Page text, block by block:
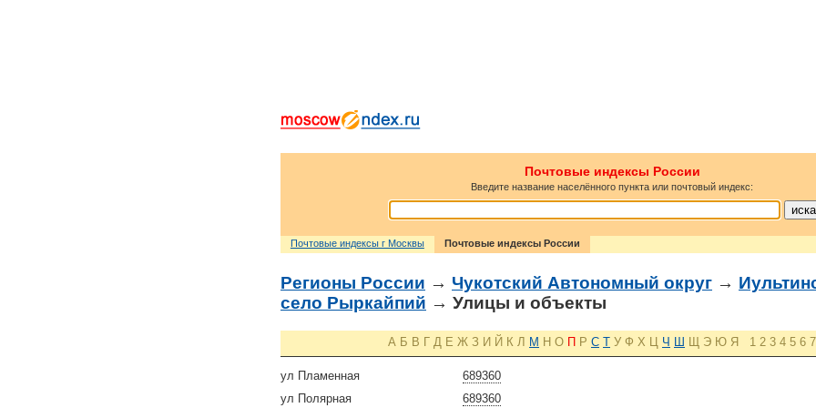
Почтовые индексы России
Введите название населённого пункта или почтовый индекс:
Почтовые индексы г Москвы Почтовые индексы России
Регионы России → Чукотский Автономный округ →
село Рыркайпий → Улицы и объекты
А Б В Г Д Е Ж З И Й К Л М Н О П Р С Т У Ф Х Ц Ч Ш Щ Э Ю Я 1 2 3 4 5 6 7
689360
ул Пламенная
689360
ул Полярная